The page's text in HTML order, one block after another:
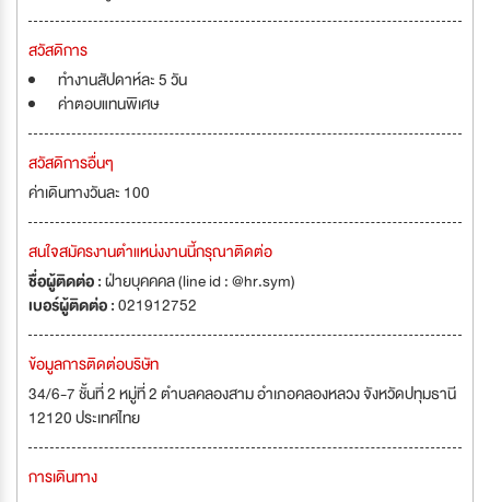
สวัสดิการ
ทำงานสัปดาห์ละ 5 วัน
ค่าตอบแทนพิเศษ
สวัสดิการอื่นๆ
ค่าเดินทางวันละ 100
สนใจสมัครงานตำแหน่งงานนี้กรุณาติดต่อ
ชื่อผู้ติดต่อ :ฝ่ายบุคคคล (line id : @hr.sym)
เบอร์ผู้ติดต่อ :021912752
ข้อมูลการติดต่อบริษัท
34/6-7 ชั้นที่ 2 หมู่ที่ 2 ตำบลคลองสาม อำเภอคลองหลวง จังหวัดปทุมธานี
12120 ประเทศไทย
การเดินทาง